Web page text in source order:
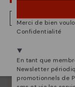
NON, JE VEUX
Merci de bien
Confidentialité
En tant que
Newsletter
promotionnels de